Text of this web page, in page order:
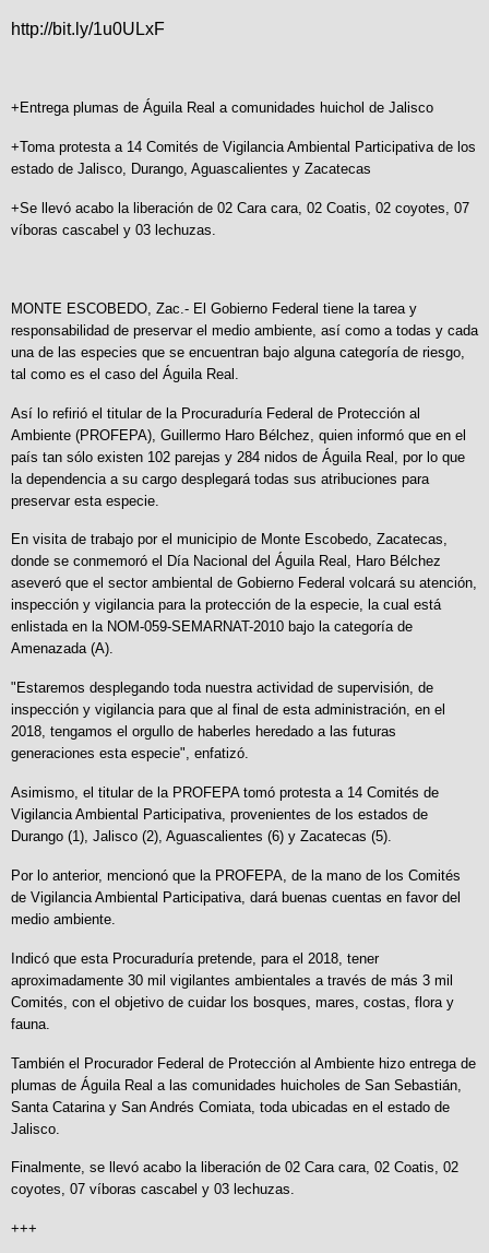
http://bit.ly/1u0ULxF
+Entrega plumas de Águila Real a comunidades huichol de Jalisco
+Toma protesta a 14 Comités de Vigilancia Ambiental Participativa de los
estado de Jalisco, Durango, Aguascalientes y Zacatecas
+Se llevó acabo la liberación de 02 Cara cara, 02 Coatis, 02 coyotes, 07
víboras cascabel y 03 lechuzas.
MONTE ESCOBEDO, Zac.- El Gobierno Federal tiene la tarea y
responsabilidad de preservar el medio ambiente, así como a todas y cada
una de las especies que se encuentran bajo alguna categoría de riesgo,
tal como es el caso del Águila Real.
Así lo refirió el titular de la Procuraduría Federal de Protección al
Ambiente (PROFEPA), Guillermo Haro Bélchez, quien informó que en el
país tan sólo existen 102 parejas y 284 nidos de Águila Real, por lo que
la dependencia a su cargo desplegará todas sus atribuciones para
preservar esta especie.
En visita de trabajo por el municipio de Monte Escobedo, Zacatecas,
donde se conmemoró el Día Nacional del Águila Real, Haro Bélchez
aseveró que el sector ambiental de Gobierno Federal volcará su atención,
inspección y vigilancia para la protección de la especie, la cual está
enlistada en la NOM-059-SEMARNAT-2010 bajo la categoría de
Amenazada (A).
"Estaremos desplegando toda nuestra actividad de supervisión, de
inspección y vigilancia para que al final de esta administración, en el
2018, tengamos el orgullo de haberles heredado a las futuras
generaciones esta especie", enfatizó.
Asimismo, el titular de la PROFEPA tomó protesta a 14 Comités de
Vigilancia Ambiental Participativa, provenientes de los estados de
Durango (1), Jalisco (2), Aguascalientes (6) y Zacatecas (5).
Por lo anterior, mencionó que la PROFEPA, de la mano de los Comités
de Vigilancia Ambiental Participativa, dará buenas cuentas en favor del
medio ambiente.
Indicó que esta Procuraduría pretende, para el 2018, tener
aproximadamente 30 mil vigilantes ambientales a través de más 3 mil
Comités, con el objetivo de cuidar los bosques, mares, costas, flora y
fauna.
También el Procurador Federal de Protección al Ambiente hizo entrega de
plumas de Águila Real a las comunidades huicholes de San Sebastián,
Santa Catarina y San Andrés Comiata, toda ubicadas en el estado de
Jalisco.
Finalmente, se llevó acabo la liberación de 02 Cara cara, 02 Coatis, 02
coyotes, 07 víboras cascabel y 03 lechuzas.
+++